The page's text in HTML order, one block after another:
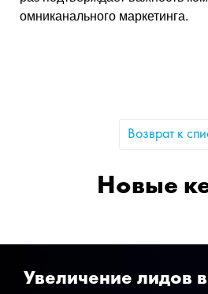
омниканального маркетинга.
Возврат к
Новые
Увеличение лидов